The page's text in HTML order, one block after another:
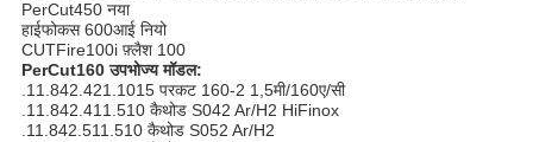
PerCut450 नया
हाईफोकस 600आई नियो
CUTFire100i फ़्लैश 100
PerCut160 उपभोज्य मॉडल:
.11.842.421.1015 परकट 160-2 1,5मी/160ए/सी
.11.842.411.510 कैथोड S042 Ar/H2 HiFinox
.11.842.511.510 कैथोड S052 Ar/H2